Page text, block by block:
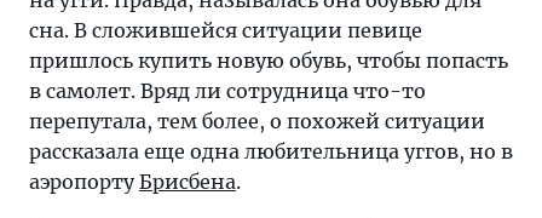
яркие
новости
из
мира
туризма.
Яркий
сна. В сложившейся ситуации певице
пришлось купить новую обувь, чтобы попасть
в самолет. Вряд ли сотрудница что-то
перепутала, тем более, о похожей ситуации
рассказала еще одна любительница уггов, но в
аэропортуБрисбена.